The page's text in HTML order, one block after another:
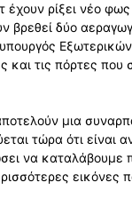
έχουν ρίξει νέο
βρεθεί δύο
και τις πόρτες που
μια
τώρα ότι είναι
να καταλάβουμε